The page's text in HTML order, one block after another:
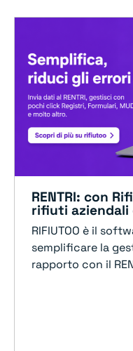
RENTRI: con
rifiuti aziendali
RIFIUTOO è il
semplificare la
rapporto con il